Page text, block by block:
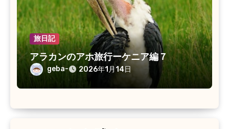
旅日記
アラカンのアホ旅行ーケニア編７
geba- 2026年1月14日